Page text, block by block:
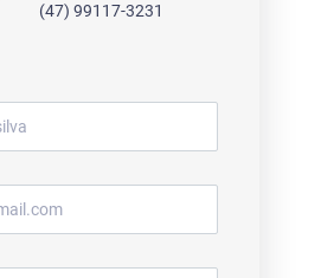
(47) 99117-3231